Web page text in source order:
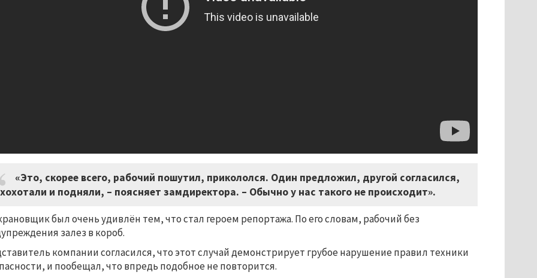
«Это, скорее всего, рабочий пошутил, прикололся. Один предложил, другой согласился,
и подняли, – поясняет замдиректора. – Обычно у нас такого не происходит».
был очень удивлён тем, что стал героем репортажа. По его словам, рабочий без
залез в короб.
компании согласился, что этот случай демонстрирует грубое нарушение правил техники
и пообещал, что впредь подобное не повторится.